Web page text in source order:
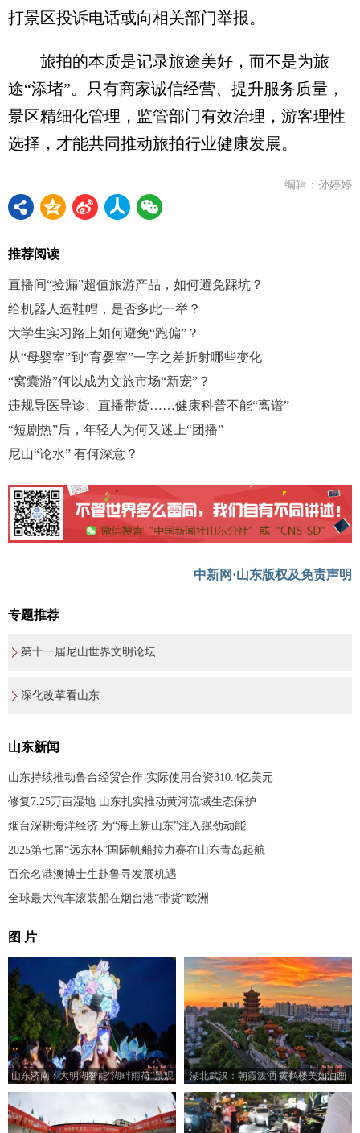
打景区投诉电话或向相关部门举报。
旅拍的本质是记录旅途美好，而不是为旅
途“添堵”。只有商家诚信经营、提升服务质量，
景区精细化管理，监管部门有效治理，游客理性
选择，才能共同推动旅拍行业健康发展。
编辑：孙婷婷
推荐阅读
直播间“捡漏”超值旅游产品，如何避免踩坑？
给机器人造鞋帽，是否多此一举？
大学生实习路上如何避免“跑偏”？
从“母婴室”到“育婴室”一字之差折射哪些变化
“窝囊游”何以成为文旅市场“新宠”？
违规导医导诊、直播带货……健康科普不能“离谱”
“短剧热”后，年轻人为何又迷上“团播”
尼山“论水” 有何深意？
中新网·山东版权及免责声明
专题推荐
第十一届尼山世界文明论坛
深化改革看山东
山东新闻
山东持续推动鲁台经贸合作 实际使用台资310.4亿美元
修复7.25万亩湿地 山东扎实推动黄河流域生态保护
烟台深耕海洋经济 为“海上新山东”注入强劲动能
2025第七届“远东杯”国际帆船拉力赛在山东青岛起航
百余名港澳博士生赴鲁寻发展机遇
全球最大汽车滚装船在烟台港“带货”欧洲
图 片
山东济南：大明湖智能“湖畔雨荷”景观
亮灯
湖北武汉：朝霞泼洒 黄鹤楼美如油画